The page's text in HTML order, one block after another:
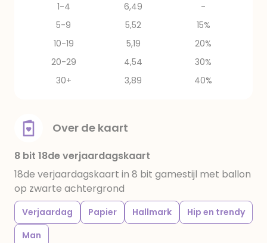
1-4
6,49
-
5-9
5,52
15%
10-19
5,19
20%
20-29
4,54
30%
30+
3,89 40%
Over de kaart
8 bit 18de verjaardagskaart
18de verjaardagskaart in 8 bit gamestijl met ballon
op zwarte achtergrond
Verjaardag Papier Hallmark
Hip en trendy
Man